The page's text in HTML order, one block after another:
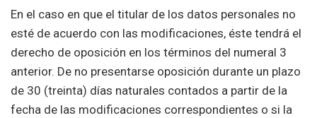
En el caso en que el titular de los datos personales no
esté de acuerdo con las modificaciones, éste tendrá el
derecho de oposición en los términos del numeral 3
anterior. De no presentarse oposición durante un plazo
de 30 (treinta) días naturales contados a partir de la
fecha de las modificaciones correspondientes o si la